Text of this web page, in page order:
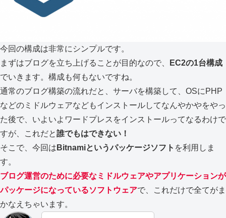
今回の構成は非常にシンプルです。
まずはブログを立ち上げることが目的なので、
EC2の1台構成
でいきます。構成も何もないですね。
通常のブログ構築の流れだと、サーバを構築して、OSにPHP
などのミドルウェアなどもインストールしてなんやかやをやっ
た後で、いよいよワードプレスをインストールってなるわけで
すが、これだと誰でもはできない！
そこで、今回は Bitnamiというパッケージソフト を利用しま
す。
ブログ運営のために必要なミドルウェアやアプリケーションが
パッケージになっているソフトウェアで、これだけで全てがま
かなえちゃいます。